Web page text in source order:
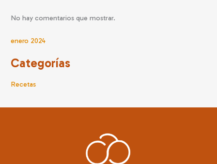
No hay comentarios que mostrar.
enero 2024
Categorías
Recetas